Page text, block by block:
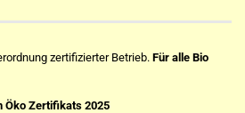
zertifizierter Betrieb. Für alle Bio
Öko Zertifikats 2025